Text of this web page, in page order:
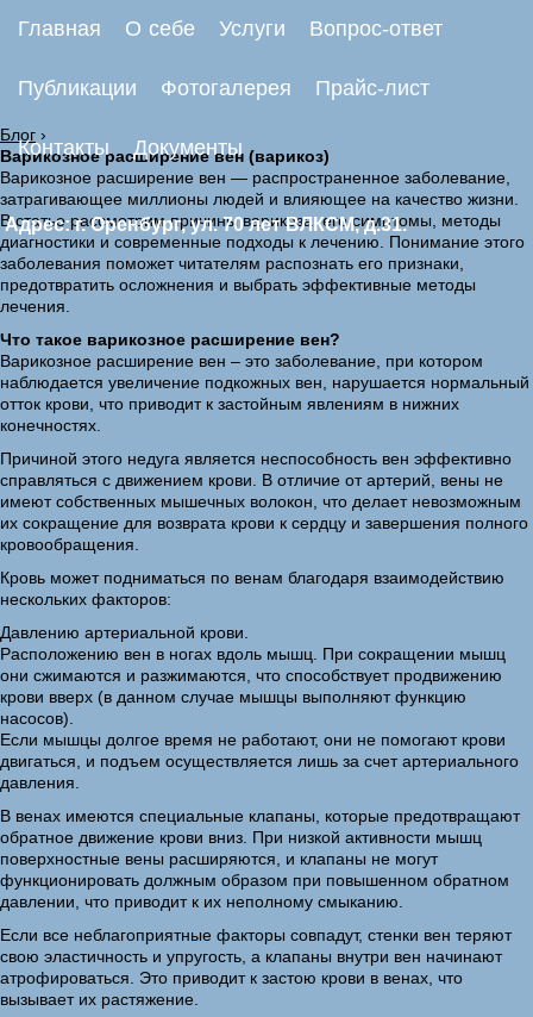
Главная О себе Услуги Вопрос-ответ
Публикации Фотогалерея Прайс-лист
Контакты Документы
Адрес: г. Оренбург, ул. 70 лет ВЛКСМ, д.31.
Блог ›
Варикозное расширение вен (варикоз)
Варикозное расширение вен — распространенное заболевание,
затрагивающее миллионы людей и влияющее на качество жизни.
В статье рассмотрим причины варикоза, его симптомы, методы
диагностики и современные подходы к лечению. Понимание этого
заболевания поможет читателям распознать его признаки,
предотвратить осложнения и выбрать эффективные методы
лечения.
Что такое варикозное расширение вен?
Варикозное расширение вен – это заболевание, при котором
наблюдается увеличение подкожных вен, нарушается нормальный
отток крови, что приводит к застойным явлениям в нижних
конечностях.
Причиной этого недуга является неспособность вен эффективно
справляться с движением крови. В отличие от артерий, вены не
имеют собственных мышечных волокон, что делает невозможным
их сокращение для возврата крови к сердцу и завершения полного
кровообращения.
Кровь может подниматься по венам благодаря взаимодействию
нескольких факторов:
Давлению артериальной крови.
Расположению вен в ногах вдоль мышц. При сокращении мышц
они сжимаются и разжимаются, что способствует продвижению
крови вверх (в данном случае мышцы выполняют функцию
насосов).
Если мышцы долгое время не работают, они не помогают крови
двигаться, и подъем осуществляется лишь за счет артериального
давления.
В венах имеются специальные клапаны, которые предотвращают
обратное движение крови вниз. При низкой активности мышц
поверхностные вены расширяются, и клапаны не могут
функционировать должным образом при повышенном обратном
давлении, что приводит к их неполному смыканию.
Если все неблагоприятные факторы совпадут, стенки вен теряют
свою эластичность и упругость, а клапаны внутри вен начинают
атрофироваться. Это приводит к застою крови в венах, что
вызывает их растяжение.